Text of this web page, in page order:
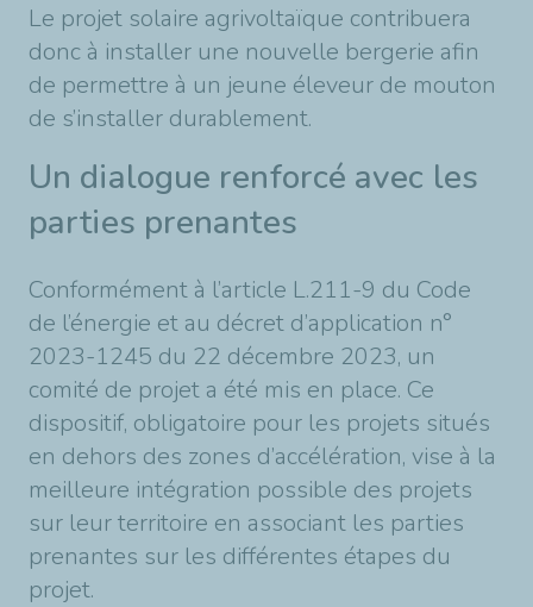
Le projet solaire agrivoltaïque contribuera
donc à installer une nouvelle bergerie afin
de permettre à un jeune éleveur de mouton
de s’installer durablement.
Un dialogue renforcé avec les
parties prenantes
Conformément à l’article L.211-9 du Code
de l’énergie et au décret d’application n°
2023-1245 du 22 décembre 2023, un
comité de projet a été mis en place. Ce
dispositif, obligatoire pour les projets situés
en dehors des zones d’accélération, vise à la
meilleure intégration possible des projets
sur leur territoire en associant les parties
prenantes sur les différentes étapes du
projet.